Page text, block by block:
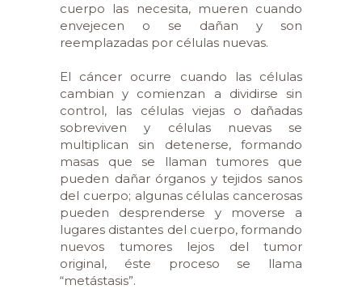
cuerpo las necesita, mueren cuando
envejecen o se dañan y son
reemplazadas por células nuevas.
El cáncer ocurre cuando las células
cambian y comienzan a dividirse sin
control, las células viejas o dañadas
sobreviven y células nuevas se
multiplican sin detenerse, formando
masas que se llaman tumores que
pueden dañar órganos y tejidos sanos
del cuerpo; algunas células cancerosas
pueden desprenderse y moverse a
lugares distantes del cuerpo, formando
nuevos tumores lejos del tumor
original, éste proceso se llama
“metástasis”.